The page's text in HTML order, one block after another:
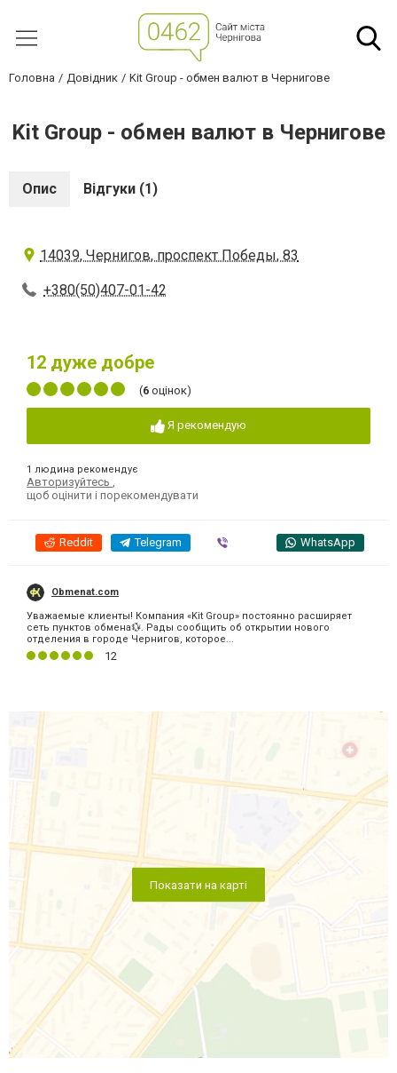
Головна Довідник Kit Group - обмен валют в Чернигове
Kit Group - обмен валют в Чернигове
Опис Відгуки (1)
14039, Чернигов, проспект Победы, 83
+380(50)407-01-42
12 дуже добре
(6 оцінок)
Я рекомендую
1 людина рекомендує
Авторизуйтесь
щоб оцінити і порекомендувати
Reddit Telegram WhatsApp
Obmenat.com
Уважаемые клиенты! Компания «Kit Group» постоянно расширяет
сеть пунктов обмена💱. Рады сообщить об открытии нового
отделения в городе Чернигов, которое...
12
Показати на карті